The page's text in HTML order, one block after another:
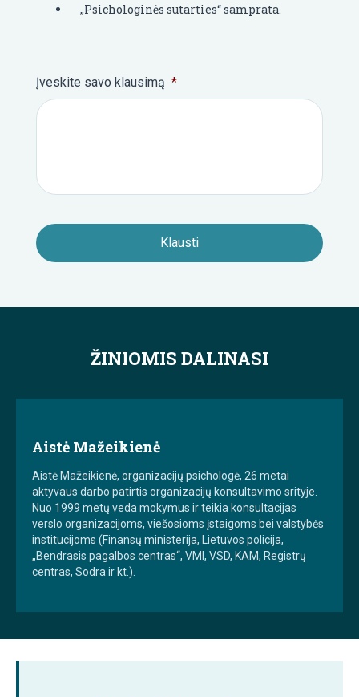
„Psichologinės sutarties“ samprata.
Įveskite savo klausimą *
ŽINIOMIS DALINASI
Aistė Mažeikienė
Aistė Mažeikienė, organizacijų psichologė, 26 metai
aktyvaus darbo patirtis organizacijų konsultavimo srityje.
Nuo 1999 metų veda mokymus ir teikia konsultacijas
verslo organizacijoms, viešosioms įstaigoms bei valstybės
institucijoms (Finansų ministerija, Lietuvos policija,
„Bendrasis pagalbos centras“, VMI, VSD, KAM, Registrų
centras, Sodra ir kt.).